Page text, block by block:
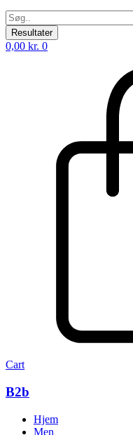
Search
...Resultater
0,00 kr. 0
Cart
B2b
Hjem
Men